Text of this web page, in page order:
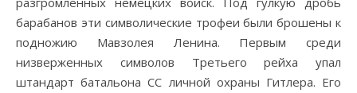
барабанов эти символические трофеи были брошены к
подножию Мавзолея Ленина. Первым среди
низверженных символов Третьего рейха упал
штандарт батальона СС личной охраны Гитлера. Его